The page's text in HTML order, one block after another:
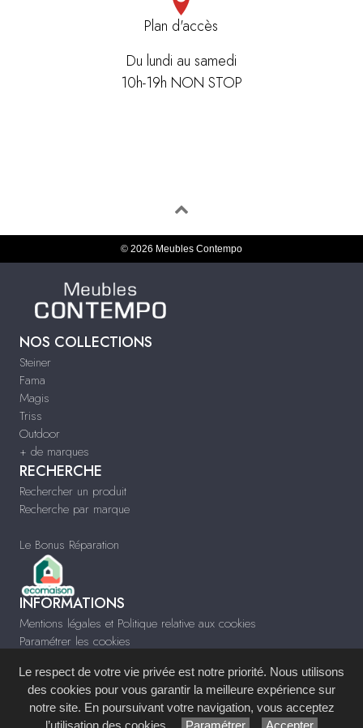
Plan d'accès
Du lundi au samedi
10h-19h NON STOP
© 2026 Meubles Contempo
NOS COLLECTIONS
Steiner
Fama
Magis
Triss
Outdoor
+ de marques
RECHERCHE
Rechercher un produit
Recherche par marque
Le Bonus Réparation
INFORMATIONS
Mentions légales et Politique relative aux cookies
Paramétrer les cookies
www.meublescontempo-montpellier.fr
Site réalisé avec le Système de Gestion de Contenu (SGC)imagenia, créé et
Le respect de votre vie privée est notre priorité. Nous utilisons
des cookies pour vous garantir la meilleure expérience sur
notre site. En poursuivant votre navigation, vous acceptez
l’utilisation des cookies.
Paramétrer Accepter